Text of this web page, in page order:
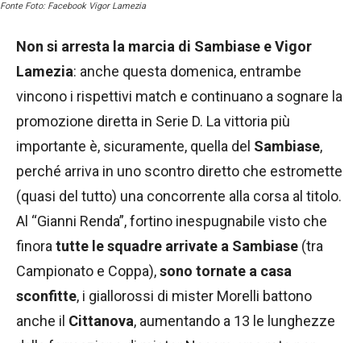
Fonte Foto: Facebook Vigor Lamezia
Non si arresta la marcia di Sambiase e Vigor
Lamezia: anche questa domenica, entrambe
vincono i rispettivi match e continuano a sognare la
promozione diretta in Serie D. La vittoria più
importante è, sicuramente, quella del Sambiase,
perché arriva in uno scontro diretto che estromette
(quasi del tutto) una concorrente alla corsa al titolo.
Al “Gianni Renda”, fortino inespugnabile visto che
finoratutte le squadre arrivate a Sambiase (tra
Campionato e Coppa),sono tornate a casa
sconfitte, i giallorossi di mister Morelli battono
anche il Cittanova, aumentando a 13 le lunghezze